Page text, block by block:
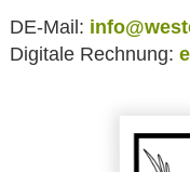
DE-Mail:
Digitale Rechnung: